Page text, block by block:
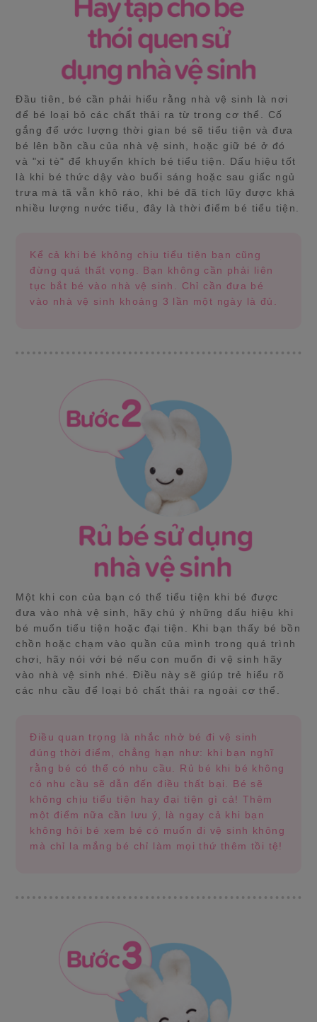
Đầu tiên, bé cần phải hiểu rằng nhà vệ sinh là nơi
để bé loại bỏ các chất thải ra từ trong cơ thể. Cố
gắng để ước lượng thời gian bé sẽ tiểu tiện và đưa
bé lên bồn cầu của nhà vệ sinh, hoặc giữ bé ở đó
và "xi tè" để khuyến khích bé tiểu tiện. Dấu hiệu tốt
là khi bé thức dậy vào buổi sáng hoặc sau giấc ngủ
trưa mà tã vẫn khô ráo, khi bé đã tích lũy được khá
nhiều lượng nước tiểu, đây là thời điểm bé tiểu tiện.
Kể cả khi bé không chịu tiểu tiện bạn cũng
đừng quá thất vọng. Bạn không cần phải liên
tục bắt bé vào nhà vệ sinh. Chỉ cần đưa bé
vào nhà vệ sinh khoảng 3 lần một ngày là đủ.
Một khi con của bạn có thể tiểu tiện khi bé được
đưa vào nhà vệ sinh, hãy chú ý những dấu hiệu khi
bé muốn tiểu tiện hoặc đại tiện. Khi bạn thấy bé bồn
chồn hoặc chạm vào quần của mình trong quá trình
chơi, hãy nói với bé nếu con muốn đi vệ sinh hãy
vào nhà vệ sinh nhé. Điều này sẽ giúp trẻ hiểu rõ
các nhu cầu để loại bỏ chất thải ra ngoài cơ thể.
Điều quan trọng là nhắc nhở bé đi vệ sinh
đúng thời điểm, chẳng hạn như: khi bạn nghĩ
rằng bé có thể có nhu cầu. Rủ bé khi bé không
có nhu cầu sẽ dẫn đến điều thất bại. Bé sẽ
không chịu tiểu tiện hay đại tiện gì cả! Thêm
một điểm nữa cần lưu ý, là ngay cả khi bạn
không hỏi bé xem bé có muốn đi vệ sinh không
mà chỉ la mắng bé chỉ làm mọi thứ thêm tồi tệ!